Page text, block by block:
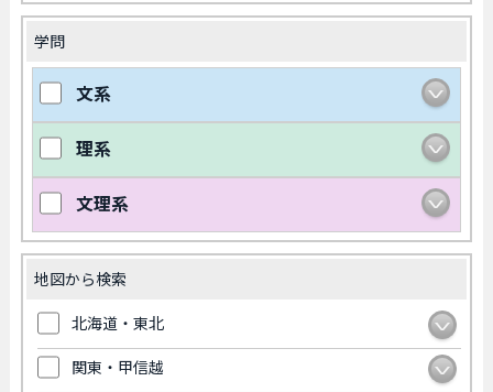
学問
文系
理系
文理系
地図から検索
北海道・東北
関東・甲信越